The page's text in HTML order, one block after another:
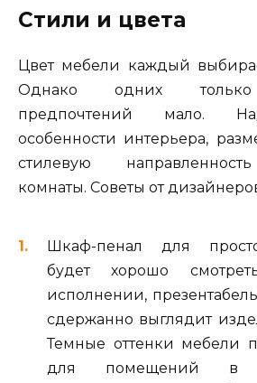
Стили и цвета
Цвет мебели каждый
Однако одних только
предпочтений мало.
особенности интерьера,
стилевую
комнаты. Советы от
Шкаф-пенал для
будет хорошо
исполнении,
сдержанно выглядит
Темные оттенки мебели
для помещений в